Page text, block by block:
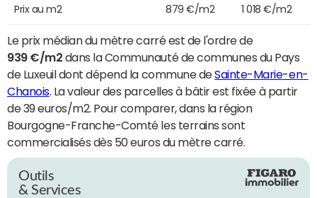
Prix au m2 879 €/m2 1 018 €/m2
Le prix médian du mètre carré est de l'ordre de
939 €/m2 dans la Communauté de communes du Pays
de Luxeuil dont dépend la commune deSainte-Marie-en-
Chanois. La valeur des parcelles à bâtir est fixée à partir
de 39 euros/m2. Pour comparer, dans la région
Bourgogne-Franche-Comté les terrains sont
commercialisés dès 50 euros du mètre carré.
Outils
& Services